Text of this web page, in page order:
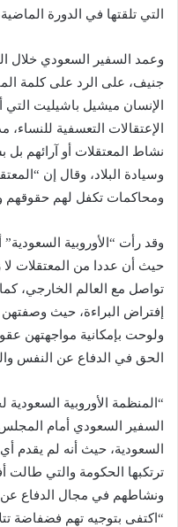
التي تلقتها في الدورة
جنيف، على الرد على كلمة
الإنسان ميشيل باشيليت التي
الإعتقالات التعسفية
نشاط المعتقلات أو آرائهم
وسيادة البلاد، وقال إن
ومحاكمات تكفل لهم حقوقهم
وقد رأت “الأوروبية
حيث أن عددا من المعتقلات
تواصل مع العالم الخارجي،
إفتراض البراءة، حيث وصفتهن
ولوحت بإمكانية مواجهتهن
الحق في الدفاع عن النفس
“المنظمة الأوروبية
السفير السعودي أمام
السعودية، حيث أنه لم يقدم أي
ترتكبها الحكومة والتي طالت
ونشاطهم في مجال الدفاع
“اكتفى بتوجيه تهم فضفاضة